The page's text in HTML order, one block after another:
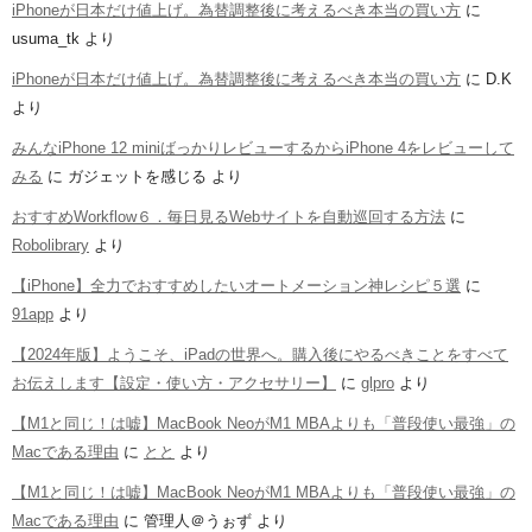
iPhoneが日本だけ値上げ。為替調整後に考えるべき本当の買い方 に
usuma_tk より
iPhoneが日本だけ値上げ。為替調整後に考えるべき本当の買い方 に D.K
より
みんなiPhone 12 miniばっかりレビューするからiPhone 4をレビューして
みる に ガジェットを感じる より
おすすめWorkflow６．毎日見るWebサイトを自動巡回する方法 に
Robolibrary より
【iPhone】全力でおすすめしたいオートメーション神レシピ５選 に
91app より
【2024年版】ようこそ、iPadの世界へ。購入後にやるべきことをすべて
お伝えします【設定・使い方・アクセサリー】
に glpro より
【M1と同じ！は嘘】MacBook NeoがM1 MBAよりも「普段使い最強」の
Macである理由 に とと より
【M1と同じ！は嘘】MacBook NeoがM1 MBAよりも「普段使い最強」の
Macである理由 に 管理人＠うぉず より